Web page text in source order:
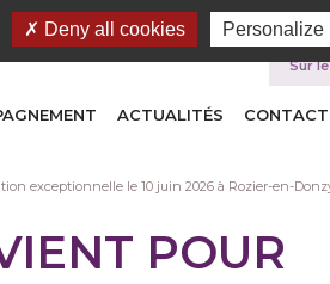
ACTUALITÉS CONTACT
Je
exceptionnelle le 10 juin 2026 à Rozier-en-
POUR
Deny all cookies Personalize